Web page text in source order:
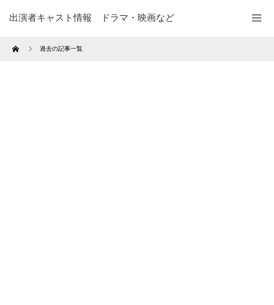
出演者キャスト情報 ドラマ・映画など
Home 過去の記事一覧